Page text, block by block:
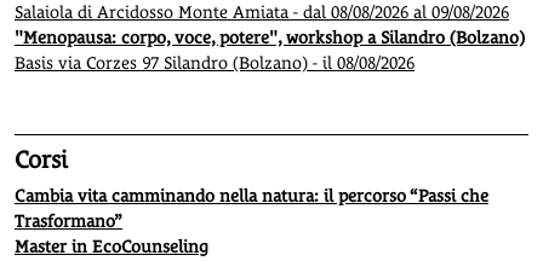
Salaiola di Arcidosso Monte Amiata - dal 08/08/2026 al 09/08/2026
"Menopausa: corpo, voce, potere", workshop a Silandro (Bolzano)
Basis via Corzes 97 Silandro (Bolzano) - il 08/08/2026
Corsi
Cambia vita camminando nella natura: il percorso “Passi che
Trasformano”
Master in EcoCounseling